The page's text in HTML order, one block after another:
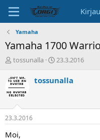
Yamaha
Yamaha 1700
K
s
k
u
s
t
e
l
tossunalla
A
o
p
23.3.2016
tossunalla
23.3.2016
Moi,